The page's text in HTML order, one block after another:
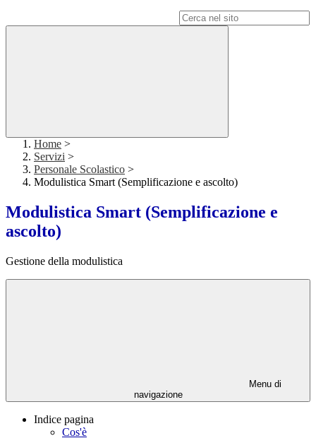
Home >
Servizi >
Personale Scolastico >
Modulistica Smart (Semplificazione e ascolto)
Modulistica Smart (Semplificazione e
ascolto)
Gestione della modulistica
Menu di
navigazione
Indice pagina
Cos'è